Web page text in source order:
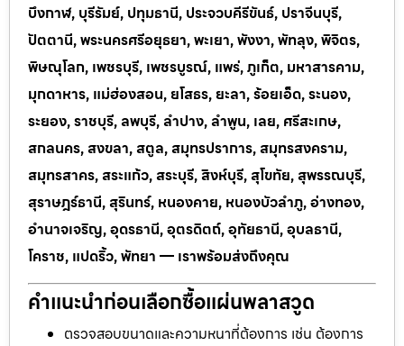
บึงกาฬ, บุรีรัมย์, ปทุมธานี, ประจวบคีรีขันธ์, ปราจีนบุรี,
ปัตตานี, พระนครศรีอยุธยา, พะเยา, พังงา, พัทลุง, พิจิตร,
พิษณุโลก, เพชรบุรี, เพชรบูรณ์, แพร่, ภูเก็ต, มหาสารคาม,
มุกดาหาร, แม่ฮ่องสอน, ยโสธร, ยะลา, ร้อยเอ็ด, ระนอง,
ระยอง, ราชบุรี, ลพบุรี, ลำปาง, ลำพูน, เลย, ศรีสะเกษ,
สกลนคร, สงขลา, สตูล, สมุทรปราการ, สมุทรสงคราม,
สมุทรสาคร, สระแก้ว, สระบุรี, สิงห์บุรี, สุโขทัย, สุพรรณบุรี,
สุราษฎร์ธานี, สุรินทร์, หนองคาย, หนองบัวลำภู, อ่างทอง,
อำนาจเจริญ, อุดรธานี, อุตรดิตถ์, อุทัยธานี, อุบลธานี,
โคราช, แปดริ้ว, พัทยา — เราพร้อมส่งถึงคุณ
คำแนะนำก่อนเลือกซื้อแผ่นพลาสวูด
ตรวจสอบขนาดและความหนาที่ต้องการ เช่น ต้องการ